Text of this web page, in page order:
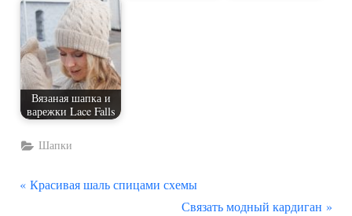
Вязаная шапка и
варежки Lace Falls
Шапки
Навигация
П
Красивая шаль спицами схемы
С
Связать модный кардиган